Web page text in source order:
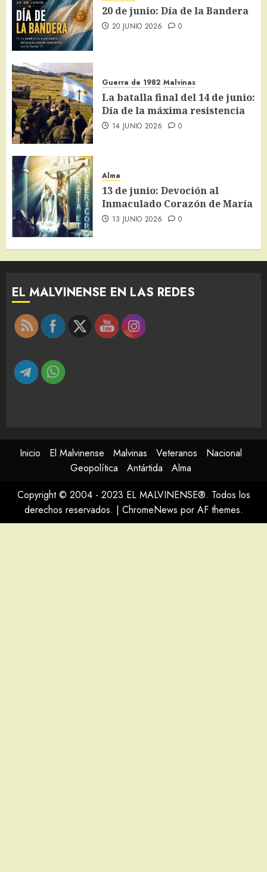
20 de junio: Día de la Bandera
20 JUNIO 2026 0
Guerra de 1982 Malvinas
La batalla final del 14 de junio:
Día de la máxima resistencia
14 JUNIO 2026 0
Alma
13 de junio: Devoción al
Inmaculado Corazón de María
13 JUNIO 2026 0
EL MALVINENSE EN LAS REDES
Inicio El Malvinense Malvinas Veteranos
Nacional
Geopolítica
Antártida
Alma
Copyright © 2004 - 2023 EL MALVINENSE®. Todos los
derechos reservados. | ChromeNews por AF themes.